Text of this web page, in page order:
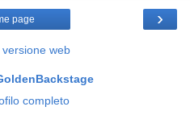
›
page
web
completo